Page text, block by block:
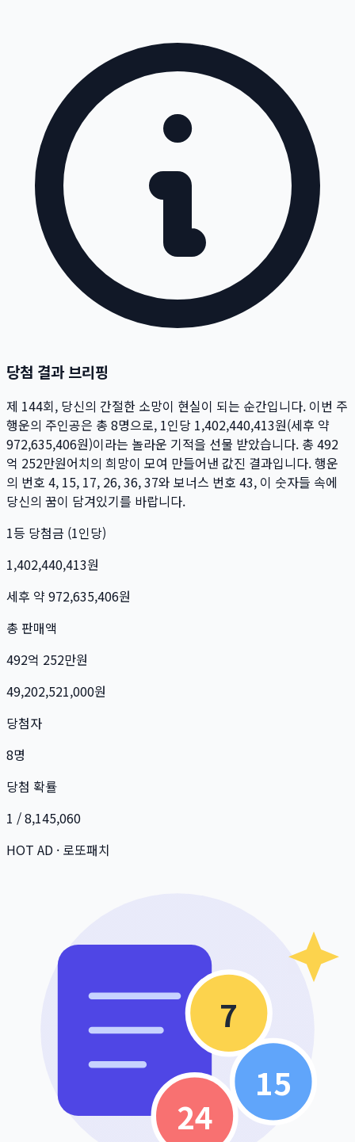
당첨 결과 브리핑
제 144회, 당신의 간절한 소망이 현실이 되는 순간입니다. 이번 주
행운의 주인공은 총 8명으로, 1인당 1,402,440,413원(세후 약
972,635,406원)이라는 놀라운 기적을 선물 받았습니다. 총 492
억 252만원어치의 희망이 모여 만들어낸 값진 결과입니다. 행운
의 번호 4, 15, 17, 26, 36, 37와 보너스 번호 43, 이 숫자들 속에
당신의 꿈이 담겨있기를 바랍니다.
1등 당첨금 (1인당)
1,402,440,413원
세후 약 972,635,406원
총 판매액
492억 252만원
49,202,521,000원
당첨자
8명
당첨 확률
1 / 8,145,060
HOT AD · 로또패치
7
15
24